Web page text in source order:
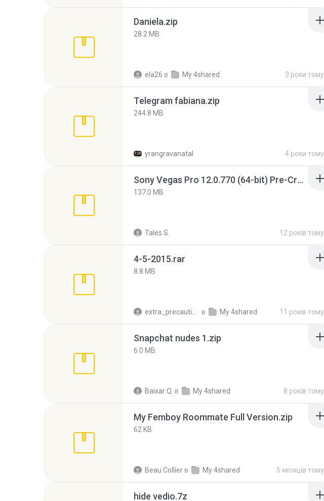
Daniela.zip
28.2 MB
ela26 в My 4shared 3 роки тому
Telegram fabiana.zip
244.8 MB
yrangravanatal 4 роки тому
Sony Vegas Pro 12.0.770 (64-bit) Pre-Cracked.zip
137.0 MB
Tales S. 12 років тому
4-5-2015.rar
8.8 MB
в My 4shared 11 років тому
Snapchat nudes 1.zip
6.0 MB
Baixar Q. в My 4shared 8 років тому
My Femboy Roommate Full Version.zip
62 KB
Beau Collier в My 4shared 5 місяців тому
hide vedio.7z